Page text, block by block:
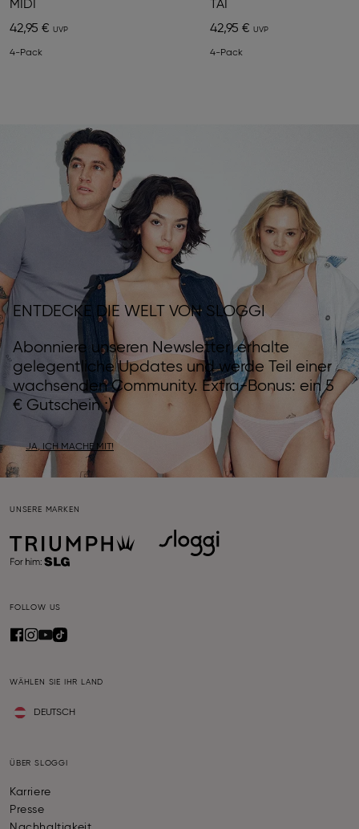
MIDI
42,95 €
4-Pack
TAI
42,95 €
4-Pack
ENTDECKE DIE WELT VON SLOGGI
Abonniere unseren Newsletter, erhalte
gelegentliche Updates und werde Teil einer
wachsenden Community. Extra-Bonus: ein 5
€ Gutschein ;)
JA, ICH MACHE MIT!
UNSERE MARKEN
FOLLOW US
WÄHLEN SIE IHR LAND
DEUTSCH
ÜBER SLOGGI
Karriere
Presse